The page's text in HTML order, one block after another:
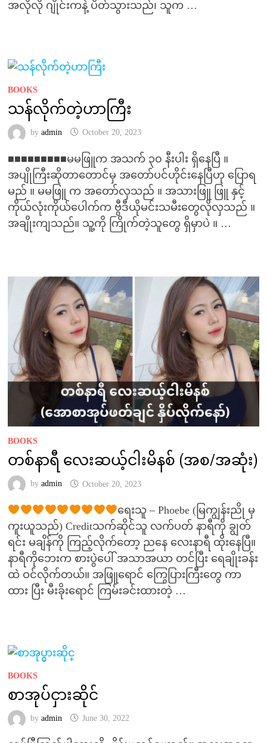
အလိုလို ဂျိုင်းကနဲ့ ပိတ်သွားသည်၊ သူက …
BOOKS
သန်လိုက်တဲ့ဟာကြီး
by admin October 20, 2023
■■■■■■■■■မမဖြူက အသက် ၃၀ နီးပါး ရှိနေပြီ ။
အပျိုကြီးဆိုတာတောင်မှ အတော်ပင်ဟိုင်းနေပြီဟု ပြောရ
မည် ။ မမဖြူ က အတော်လှသည် ။ အသားဖြူ ဖြူ နှင့်
ကိုယ်လုံးကိုယ်ပေါက်က ဗွီဒီယိုမင်းသမီးတွေလိုလှသည် ။
အချိုးကျသည်။ သူ့ကို ကြိုက်တဲ့သူတွေ ရှိမှာပဲ ။ …
BOOKS
တစ်နာရီ လေးဆယ့်ငါးမိနစ် (အစ/အဆုံး)
by admin October 20, 2023
ရေးသူ – Phoebe (မြကျွန်းညို မှ
ကူးယူသည်) Creditသက်ဆိုင်သူ လက်ပတ် နာရီကို ချွတ်
ရင်း မချိန်ကို ကြည့်လိုက်တော့ ညနေ လေးနာရီ ထိုးနေပြီ။
နာရီကိုဘေးက စားပွဲပေါ် အသာအယာ တင်ပြီး ရေချိုးခန်း
ထဲ ဝင်လိုက်တယ်။ အဖြူရောင် ကြွေပြားကြီးတွေ ကာ
ထား ပြီး မီးခိုးရောင် ကြမ်းခင်းထားတဲ့ …
BOOKS
စာအုပ်ငှားဆိုင်
by admin June 30, 2022